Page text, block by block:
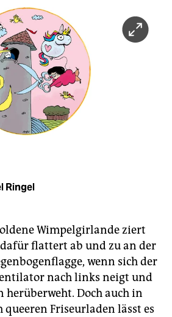
Ringel
Wimpelgirlande ziert
flattert ab und zu an der
wenn sich der
nach links neigt und
herüberweht. Doch auch in
Friseurladen lässt es